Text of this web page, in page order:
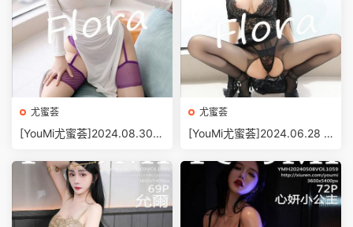
尤蜜荟
[YouMi尤蜜荟]2024.08.30 V
P/540MB]
尤蜜荟
[YouMi尤蜜荟]2024.06.28 V
P/542MB]